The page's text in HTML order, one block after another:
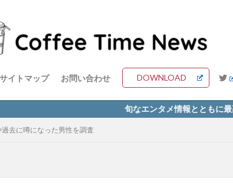
サイトマップ お問い合わせ DOWNLOAD
旬なエンタメ情報とともに最高の一杯を
去に噂になった男性を調査